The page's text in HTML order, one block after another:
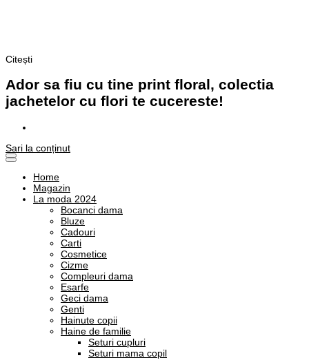
Citești
Ador sa fiu cu tine print floral, colectia
jachetelor cu flori te cucereste!
Sari la conținut
Home
Magazin
La moda 2024
Bocanci dama
Bluze
Cadouri
Carti
Cosmetice
Cizme
Compleuri dama
Esarfe
Geci dama
Genti
Hainute copii
Haine de familie
Seturi cupluri
Seturi mama copil